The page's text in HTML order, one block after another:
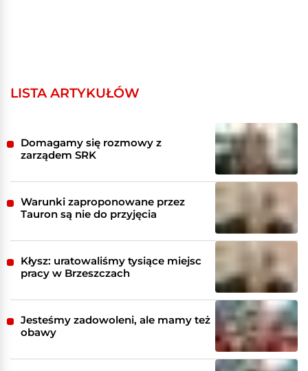
LISTA ARTYKUŁÓW
Domagamy się rozmowy z
zarządem SRK
Warunki zaproponowane przez
Tauron są nie do przyjęcia
Kłysz: uratowaliśmy tysiące miejsc
pracy w Brzeszczach
Jesteśmy zadowoleni, ale mamy też
obawy